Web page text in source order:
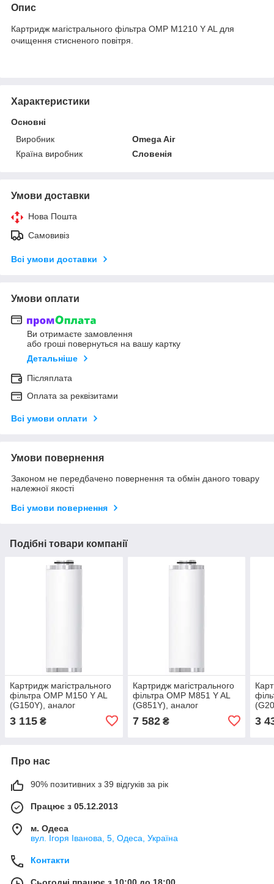
Опис
Картридж магістрального фільтра OMP M1210 Y AL для
очищення стисненого повітря.
Характеристики
Основні
Виробник
Omega Air
Країна виробник
Словенія
Умови доставки
Нова Пошта
Самовивіз
Всі умови доставки
Умови оплати
Ви отримаєте замовлення
або гроші повернуться на вашу картку
Детальніше
Післяплата
Оплата за реквізитами
Всі умови оплати
Умови повернення
Законом не передбачено повернення та обмін даного товару
належної якості
Всі умови повернення
Подібні товари компанії
Картридж магістрального
фільтра OMP M150 Y AL
(G150Y), аналог
Drytec, Ozen
3 115 ₴
Картридж магістрального
фільтра OMP M851 Y AL
(G851Y), аналог
Drytec, Ozen
7 582₴ 3
Про нас
90% позитивних з 39 відгуків за рік
Працює з 05.12.2013
м. Одеса
вул. Ігоря Іванова, 5, Одеса, Україна
Контакти